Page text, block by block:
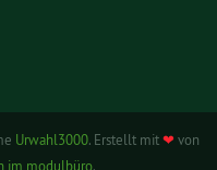
Urwahl3000. Erstellt mit❤ von
im modulbüro.